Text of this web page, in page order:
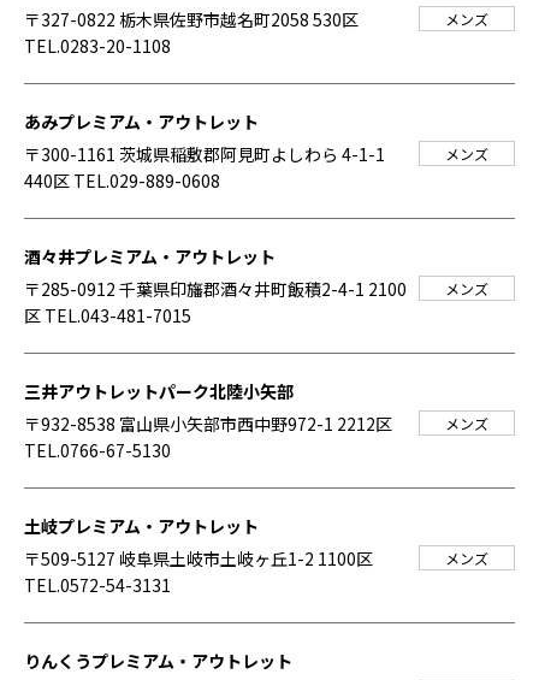
〒327-0822 栃木県佐野市越名町2058 530区
TEL.0283-20-1108
メンズ
あみプレミアム・アウトレット
〒300-1161 茨城県稲敷郡阿見町よしわら 4-1-1
440区 TEL.029-889-0608
メンズ
酒々井プレミアム・アウトレット
〒285-0912 千葉県印旛郡酒々井町飯積2-4-1 2100
区 TEL.043-481-7015
メンズ
三井アウトレットパーク北陸小矢部
〒932-8538 富山県小矢部市西中野972-1 2212区
TEL.0766-67-5130
メンズ
土岐プレミアム・アウトレット
〒509-5127 岐阜県土岐市土岐ヶ丘1-2 1100区
TEL.0572-54-3131
メンズ
りんくうプレミアム・アウトレット